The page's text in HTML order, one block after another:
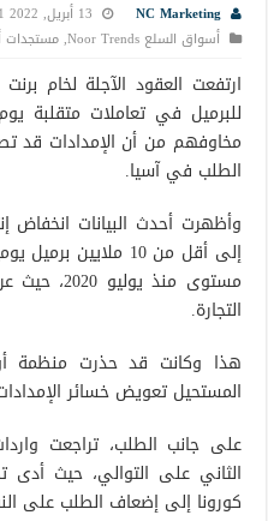
NC Marketing
13 أبريل, 2022 4:01 م
أسواق السلع Noor Trends
,مستجدات
للبرميل في تعاملات متقلبة
مخاوفهم من أن الإمدادات قد
الطلب في آسيا.
وأظهرت أحدث البيانات انخفاض
إلى أقل من 10
مستوى منذ
التجارة.
هذا وكانت قد حذرت منظمة
المستحيل تعويض خسائر
على جانب الطلب، تراجعت
الثاني على التوالي، حيث
كورونا إلى إضعاف الطلب على